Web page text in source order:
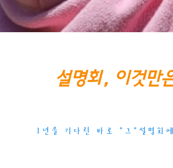
설명회, 이것만
1년을 기다린 바로 "그"설명회